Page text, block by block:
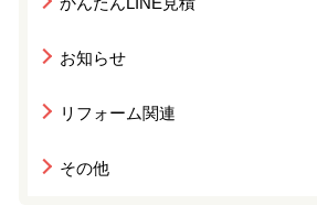
お知らせ
リフォーム関連
その他